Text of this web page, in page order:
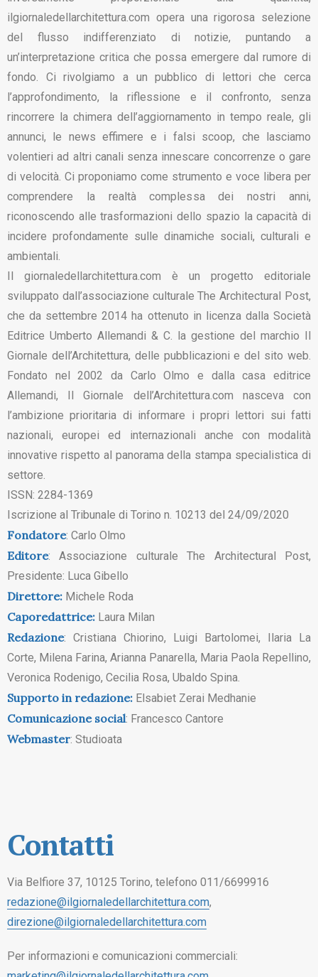
ilgiornaledellarchitettura.com opera una rigorosa selezione
del flusso indifferenziato di notizie, puntando a
un’interpretazione critica che possa emergere dal rumore di
fondo. Ci rivolgiamo a un pubblico di lettori che cerca
l’approfondimento, la riflessione e il confronto, senza
rincorrere la chimera dell’aggiornamento in tempo reale, gli
annunci, le news effimere e i falsi scoop, che lasciamo
volentieri ad altri canali senza innescare concorrenze o gare
di velocità. Ci proponiamo come strumento e voce libera per
comprendere la realtà complessa dei nostri anni,
riconoscendo alle trasformazioni dello spazio la capacità di
incidere profondamente sulle dinamiche sociali, culturali e
ambientali.
Il giornaledellarchitettura.com è un progetto editoriale
sviluppato dall’associazione culturale The Architectural Post,
che da settembre 2014 ha ottenuto in licenza dalla Società
Editrice Umberto Allemandi & C. la gestione del marchio Il
Giornale dell’Architettura, delle pubblicazioni e del sito web.
Fondato nel 2002 da Carlo Olmo e dalla casa editrice
Allemandi, Il Giornale dell’Architettura.com nasceva con
l’ambizione prioritaria di informare i propri lettori sui fatti
nazionali, europei ed internazionali anche con modalità
innovative rispetto al panorama della stampa specialistica di
settore.
ISSN: 2284-1369
Iscrizione al Tribunale di Torino n. 10213 del 24/09/2020
Fondatore: Carlo Olmo
Editore: Associazione culturale The Architectural Post,
Presidente: Luca Gibello
Direttore: Michele Roda
Caporedattrice: Laura Milan
Redazione: Cristiana Chiorino, Luigi Bartolomei, Ilaria La
Corte, Milena Farina, Arianna Panarella, Maria Paola Repellino,
Veronica Rodenigo, Cecilia Rosa, Ubaldo Spina.
Supporto in redazione: Elsabiet Zerai Medhanie
Comunicazione social: Francesco Cantore
Webmaster: Studioata
Contatti
Via Belfiore 37, 10125 Torino, telefono 011/6699916
redazione@ilgiornaledellarchitettura.com,
direzione@ilgiornaledellarchitettura.com
Per informazioni e comunicazioni commerciali: